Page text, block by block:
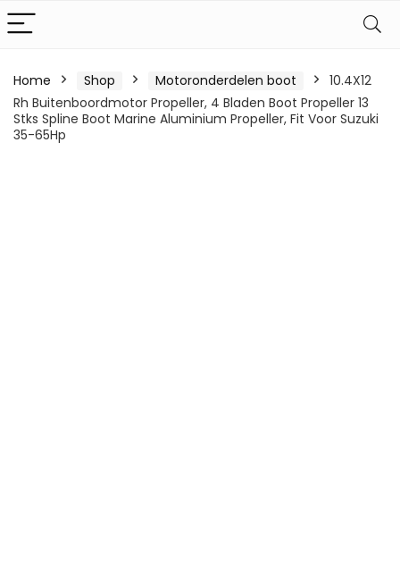
Home Shop Motoronderdelen boot
10.4X12
Rh Buitenboordmotor Propeller, 4 Bladen Boot Propeller 13
Stks Spline Boot Marine Aluminium Propeller, Fit Voor Suzuki
35-65Hp